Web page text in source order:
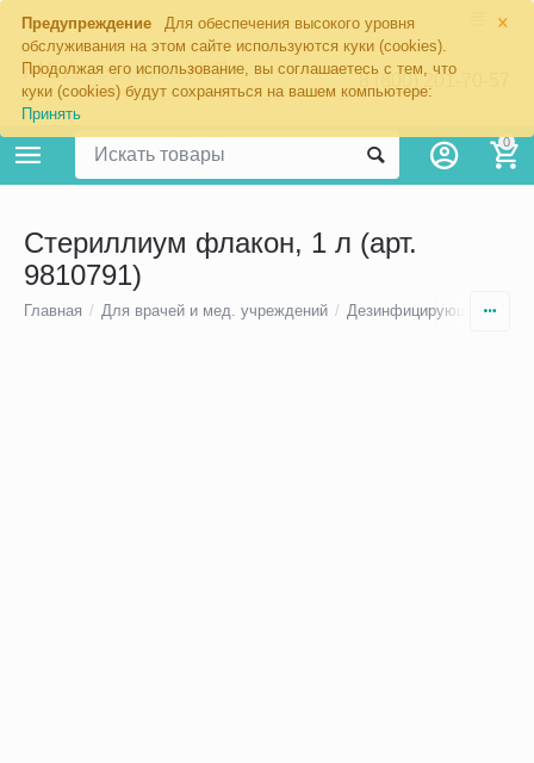
×
Предупреждение
Для обеспечения высокого уровня
обслуживания на этом сайте используются куки (cookies).
Продолжая его использование, вы соглашаетесь с тем, что
куки (cookies) будут сохраняться на вашем компьютере:
Принять
8 (800) 201-70-57
0
Стериллиум флакон, 1 л (арт.
9810791)
Главная / Для врачей и мед. учреждений / Дезинфицирующие